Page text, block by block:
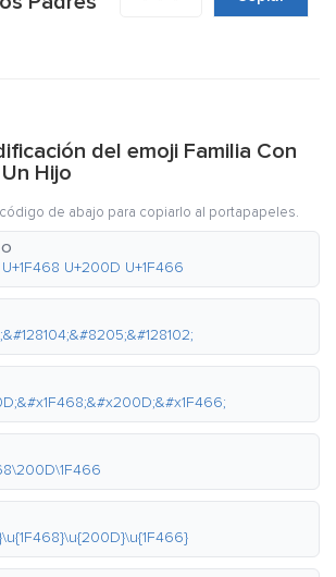
del emoji Familia Con
Hijo
de abajo para copiarlo al portapapeles.
U+200D U+1F466